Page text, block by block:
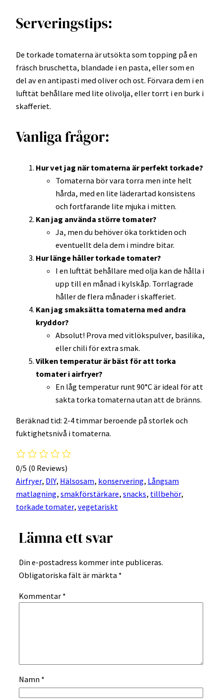
Serveringstips:
De torkade tomaterna är utsökta som topping på en
fräsch bruschetta, blandade i en pasta, eller som en
del av en antipasti med oliver och ost. Förvara dem i en
lufttät behållare med lite olivolja, eller torrt i en burk i
skafferiet.
Vanliga frågor:
Hur vet jag när tomaterna är perfekt torkade?
Tomaterna bör vara torra men inte helt
hårda, med en lite läderartad konsistens
och fortfarande lite mjuka i mitten.
Kan jag använda större tomater?
Ja, men du behöver öka torktiden och
eventuellt dela dem i mindre bitar.
Hur länge håller torkade tomater?
I en lufttät behållare med olja kan de hålla i
upp till en månad i kylskåp. Torrlagrade
håller de flera månader i skafferiet.
Kan jag smaksätta tomaterna med andra
kryddor?
Absolut! Prova med vitlökspulver, basilika,
eller chili för extra smak.
Vilken temperatur är bäst för att torka
tomater i airfryer?
En låg temperatur runt 90°C är ideal för att
sakta torka tomaterna utan att de bränns.
Beräknad tid: 2-4 timmar beroende på storlek och
fuktighetsnivå i tomaterna.
0/5 (0 Reviews)
Airfryer, DIY, Hälsosam, konservering, Långsam
matlagning, smakförstärkare, snacks, tillbehör
torkade tomater, vegetariskt
Lämna ett svar
Din e-postadress kommer inte publiceras.
Obligatoriska fält är märkta *
Kommentar *
Namn *